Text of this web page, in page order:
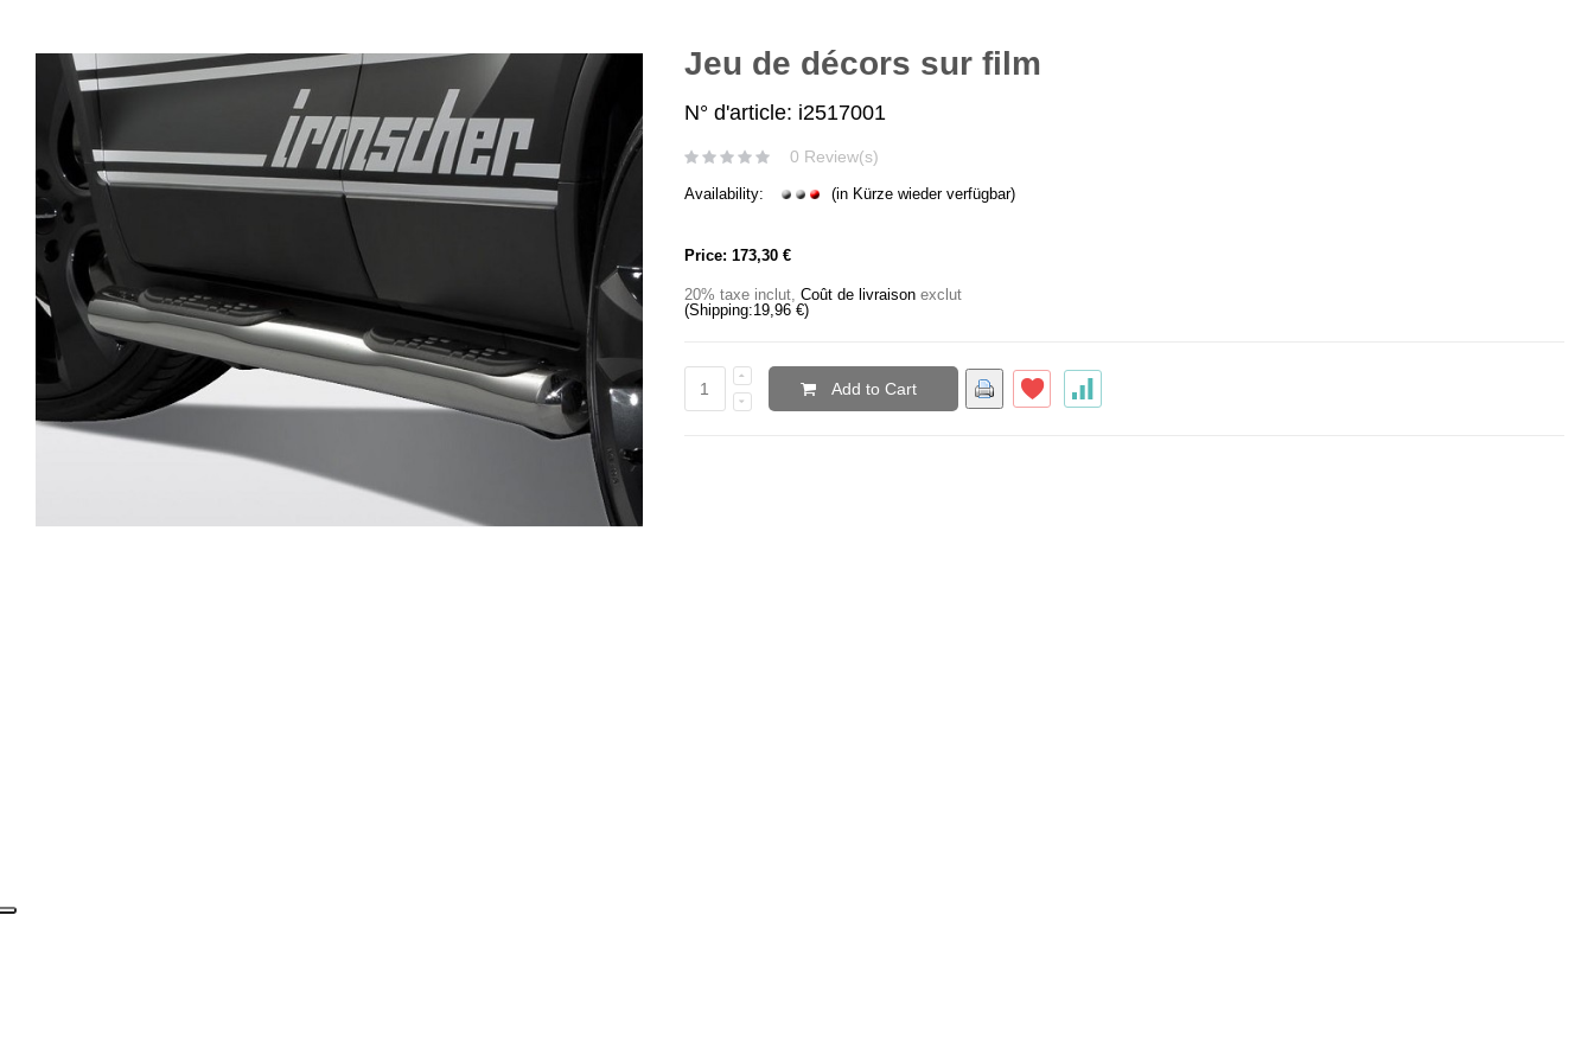
Jeu de décors sur film
N° d'article: i2517001
0 Review(s)
Availability: (in Kürze wieder verfügbar)
Price: 173,30 €
20% taxe inclut, Coût de livraisonexclut
(Shipping:19,96 €)
Add to Cart